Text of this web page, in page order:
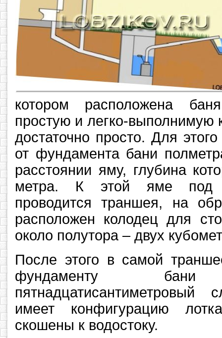
котором расположена
простую и легко-выполнимую
достаточно просто. Для
от фундамента бани
расстоянии яму, глубина
метра. К этой яме под
проводится траншея, на
расположен колодец для
около полутора – двух
После этого в самой
фундаменту бани
имеет конфигурацию
скошены к водостоку.